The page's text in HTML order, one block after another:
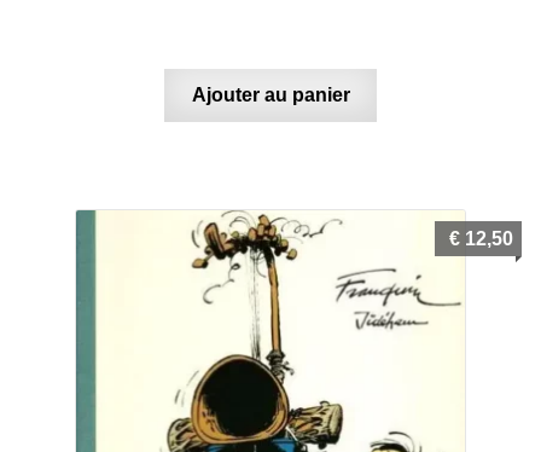
Ajouter au panier
€ 12,50